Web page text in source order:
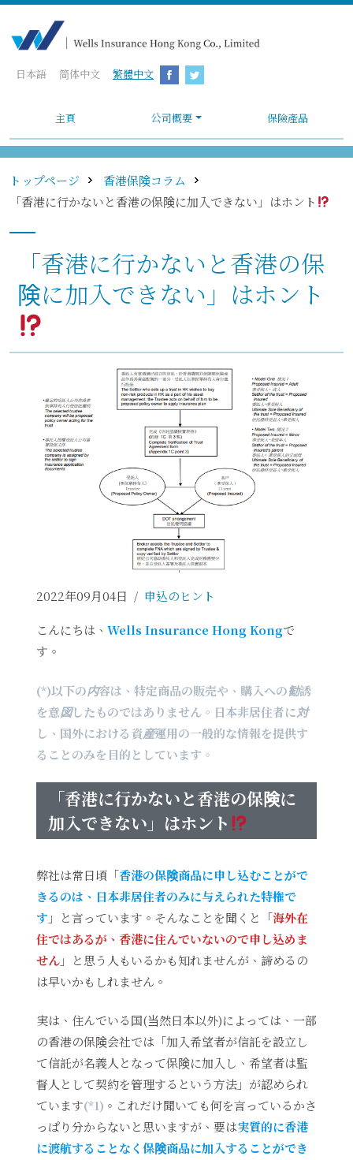
日本語 简体中文 繁體中文
主頁 公司概要 保險產品
トップページ
香港保険コラム
「香港に行かないと香港の保険に加入できない」はホント
「香港に行かないと香港の保
険に加入できない」はホント
2022年09月04日 / 申込のヒント
こんにちは、 Wells Insurance Hong Kongで
す。
(*)以下の内容は、特定商品の販売や、購入への勧誘
を意図したものではありません。日本非居住者に対
し、国外における資産運用の一般的な情報を提供す
ることのみを目的としています。
「香港に行かないと香港の保険に
加入できない」はホント
弊社は常日頃「香港の保険商品に申し込むことがで
きるのは、日本非居住者のみに与えられた特権で
す」と言っています。そんなことを聞くと「海外在
住ではあるが、香港に住んでいないので申し込めま
せん」と思う人もいるかも知れませんが、諦めるの
は早いかもしれません。
実は、住んでいる国(当然日本以外)によっては、一部
の香港の保険会社では「加入希望者が信託を設立し
て信託が名義人となって保険に加入し、希望者は監
督人として契約を管理するという方法」が認められ
ています(*1) 。これだけ聞いても何を言っているかさ
っぱり分からないと思いますが、要は実質的に香港
に渡航することなく保険商品に加入することができ